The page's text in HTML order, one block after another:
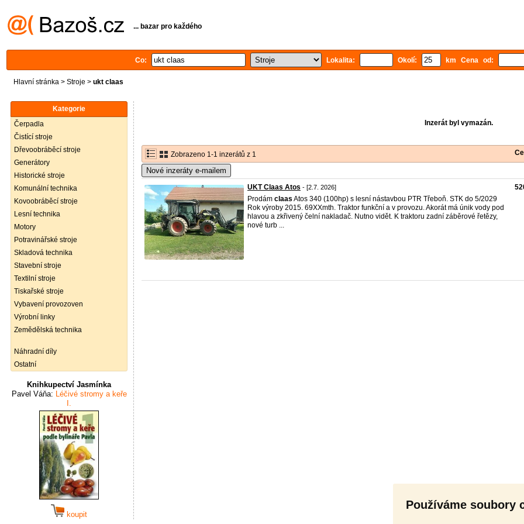
Používáme soubory
... bazar pro každého
Co: Lokalita: Okolí: km Cena od:
Hlavní stránka > Stroje > ukt claas
Kategorie
Čerpadla
Čistící stroje
Dřevoobráběcí stroje
Generátory
Historické stroje
Komunální technika
Kovoobráběcí stroje
Lesní technika
Motory
Potravinářské stroje
Skladová technika
Stavební stroje
Textilní stroje
Tiskařské stroje
Vybavení provozoven
Výrobní linky
Zemědělská technika
Náhradní díly
Ostatní
Knihkupectví Jasmínka
Pavel Váňa: Léčivé stromy a keře
I.
koupit
Inzerát byl vymazán.
Zobrazeno 1-1 inzerátů z 1
Nové inzeráty e-mailem
UKT Claas Atos - [2.7. 2026]
Prodám claas Atos 340 (100hp) s lesní nástavbou PTR Třeboň. STK do 5/2029
Rok výroby 2015. 69XXmth. Traktor funkční a v provozu. Akorát má únik vody pod
hlavou a zkřivený čelní nakladač. Nutno vidět. K traktoru zadní záběrové řetězy,
nové turb ...